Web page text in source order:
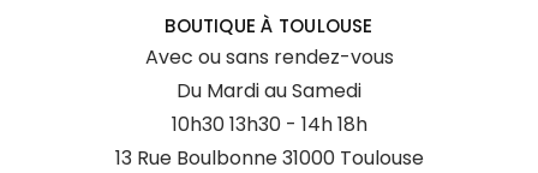
BOUTIQUE À TOULOUSE
Avec ou sans rendez-vous
Du Mardi au Samedi
10h30 13h30 - 14h 18h
13 Rue Boulbonne 31000 Toulouse